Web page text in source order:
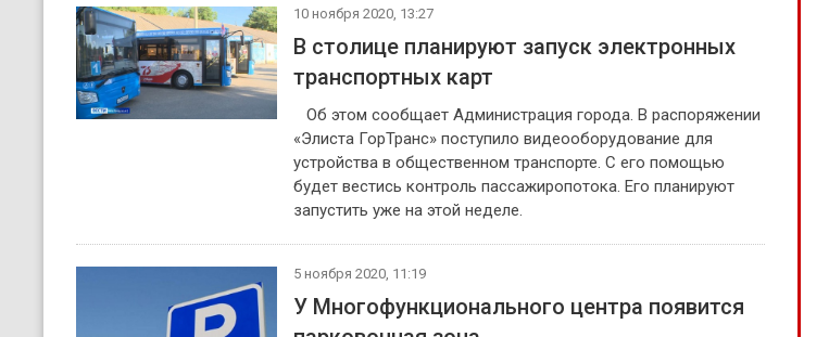
10 ноября 2020, 13:27
В столице планируют запуск электронных
транспортных карт
Об этом сообщает Администрация города. В распоряжении
«Элиста ГорТранс» поступило видеооборудование для
устройства в общественном транспорте. С его помощью
будет вестись контроль пассажиропотока. Его планируют
запустить уже на этой неделе.
5 ноября 2020, 11:19
У Многофункционального центра появится